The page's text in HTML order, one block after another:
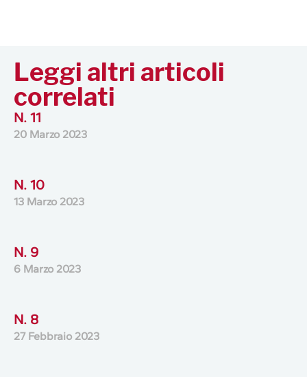
Leggi altri articoli
correlati
N. 11
20 Marzo 2023
N. 10
13 Marzo 2023
N. 9
6 Marzo 2023
N. 8
27 Febbraio 2023